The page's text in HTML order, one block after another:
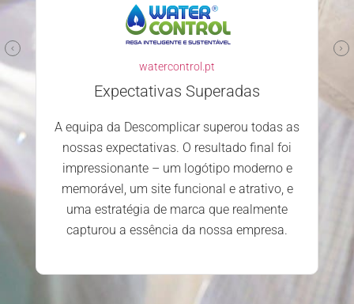
watercontrol.pt
Expectativas Superadas
A equipa da Descomplicar superou todas as
nossas expectativas. O resultado final foi
impressionante – um logótipo moderno e
memorável, um site funcional e atrativo, e
uma estratégia de marca que realmente
capturou a essência da nossa empresa.